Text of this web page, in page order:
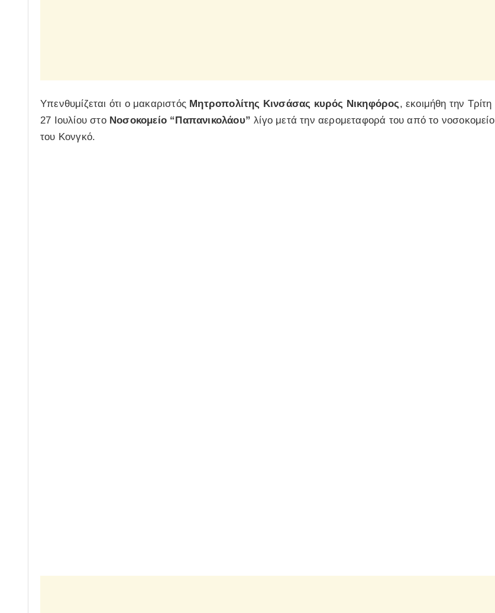
Υπενθυμίζεται ότι ο μακαριστός Μητροπολίτης Κινσάσας κυρός Νικηφόρος, εκοιμήθη την Τρίτη
27 Ιουλίου στο Νοσοκομείο “Παπανικολάου” λίγο μετά την αερομεταφορά του από το νοσοκομείο
του Κονγκό.